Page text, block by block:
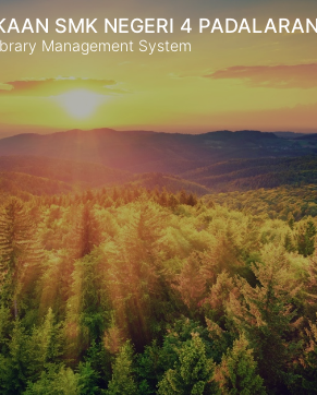
SMK NEGERI 4
Management System